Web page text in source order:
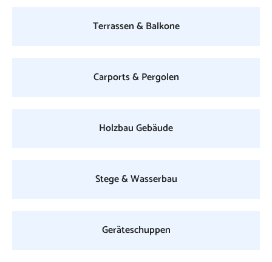
Terrassen & Balkone
Carports & Pergolen
Holzbau Gebäude
Stege & Wasserbau
Geräteschuppen